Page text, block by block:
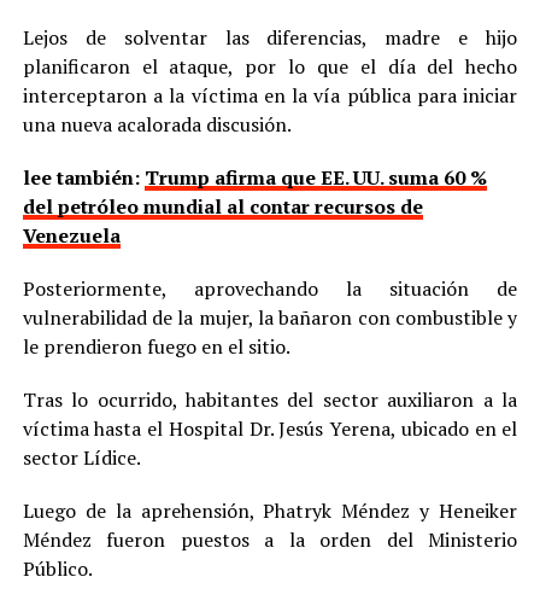
Lejos de solventar las diferencias, madre e hijo
planificaron el ataque, por lo que el día del hecho
interceptaron a la víctima en la vía pública para iniciar
una nueva acalorada discusión.
lee también: Trump afirma que EE. UU. suma 60 %
del petróleo mundial al contar recursos de
Venezuela
Posteriormente, aprovechando la situación de
vulnerabilidad de la mujer, la bañaron con combustible y
le prendieron fuego en el sitio.
Tras lo ocurrido, habitantes del sector auxiliaron a la
víctima hasta el Hospital Dr. Jesús Yerena, ubicado en el
sector Lídice.
Luego de la aprehensión, Phatryk Méndez y Heneiker
Méndez fueron puestos a la orden del Ministerio
Público.